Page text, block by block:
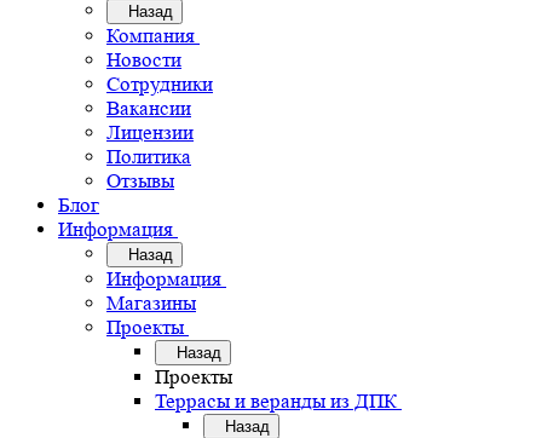
Назад
Компания
Новости
Сотрудники
Вакансии
Лицензии
Политика
Отзывы
Блог
Информация
Назад
Информация
Магазины
Проекты
Назад
Проекты
Террасы и веранды из ДПК
Назад